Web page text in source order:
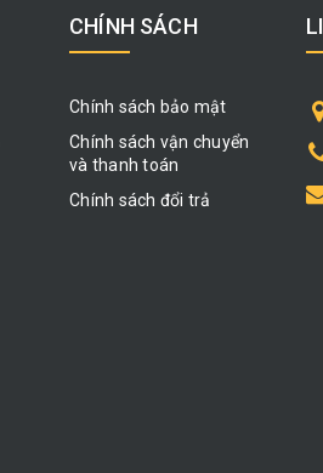
CHÍNH SÁCH
Chính sách bảo mật
Chính sách vận chuyển
và thanh toán
Chính sách đổi trả